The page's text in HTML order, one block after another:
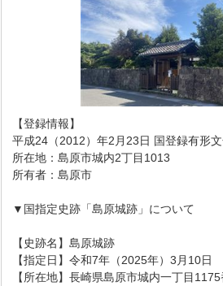
【登録情報】
平成24（2012）年2月23日 国登録有形
所在地：島原市城内2丁目1013
所有者：島原市
▼国指定史跡「島原城跡」について
【史跡名】島原城跡
【指定日】令和7年（2025年）3月10日
【所在地】長崎県島原市城内一丁目